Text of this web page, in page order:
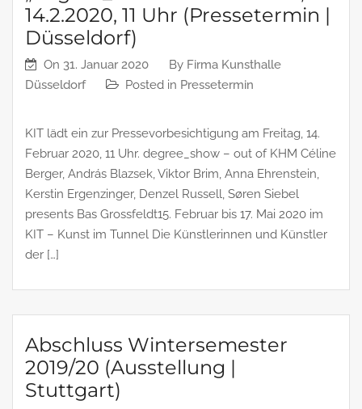
14.2.2020, 11 Uhr (Pressetermin |
Düsseldorf)
On 31. Januar 2020 By Firma Kunsthalle
Düsseldorf
Posted in Pressetermin
KIT lädt ein zur Pressevorbesichtigung am Freitag, 14.
Februar 2020, 11 Uhr. degree_show – out of KHM Céline
Berger, András Blazsek, Viktor Brim, Anna Ehrenstein,
Kerstin Ergenzinger, Denzel Russell, Søren Siebel
presents Bas Grossfeldt15. Februar bis 17. Mai 2020 im
KIT – Kunst im Tunnel Die Künstlerinnen und Künstler
der […]
Abschluss Wintersemester
2019/20 (Ausstellung |
Stuttgart)